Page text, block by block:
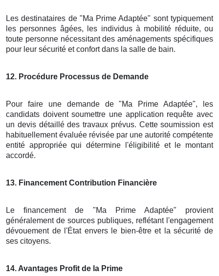
Les destinataires de "Ma Prime Adaptée" sont typiquement
les personnes âgées, les individus à mobilité réduite, ou
toute personne nécessitant des aménagements spécifiques
pour leur sécurité et confort dans la salle de bain.
12. Procédure Processus de Demande
Pour faire une demande de "Ma Prime Adaptée", les
candidats doivent soumettre une application requête avec
un devis détaillé des travaux prévus. Cette soumission est
habituellement évaluée révisée par une autorité compétente
entité appropriée qui détermine l'éligibilité et le montant
accordé.
13. Financement Contribution Financière
Le financement de "Ma Prime Adaptée" provient
généralement de sources publiques, reflétant l'engagement
dévouement de l'État envers le bien-être et la sécurité de
ses citoyens.
14. Avantages Profit de la Prime